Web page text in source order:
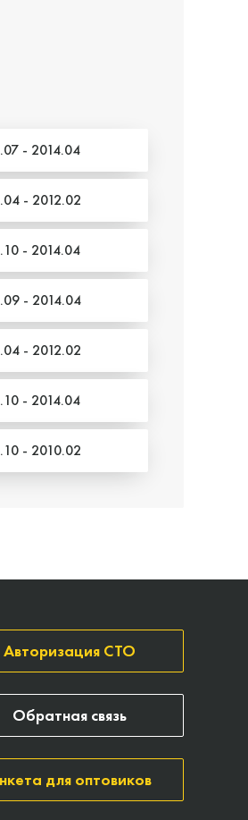
- 2014.04
- 2012.02
- 2014.04
- 2014.04
- 2012.02
- 2014.04
- 2010.02
Авторизация СТО
для оптовиков
Обратная связь